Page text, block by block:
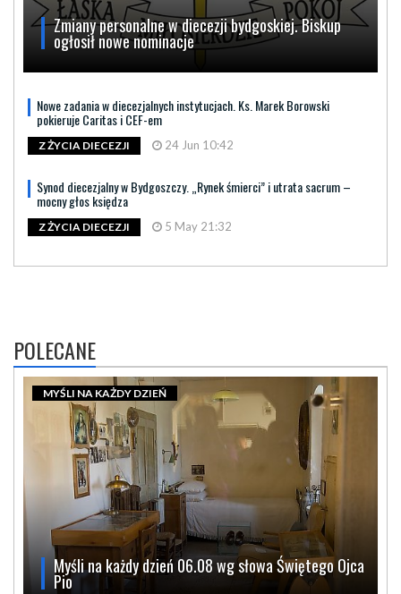
Zmiany personalne w diecezji bydgoskiej. Biskup
ogłosił nowe nominacje
Nowe zadania w diecezjalnych instytucjach. Ks. Marek Borowski
pokieruje Caritas i CEF-em
Z ŻYCIA DIECEZJI 24 Jun 10:42
Synod diecezjalny w Bydgoszczy. „Rynek śmierci” i utrata sacrum –
mocny głos księdza
Z ŻYCIA DIECEZJI 5 May 21:32
POLECANE
Myśli na każdy dzień 06.08 wg słowa Świętego Ojca
Pio
MYŚLI NA KAŻDY DZIEŃ